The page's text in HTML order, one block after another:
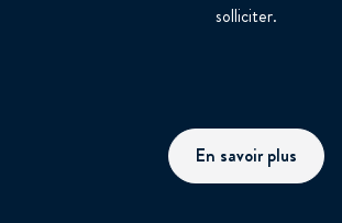
solliciter.
En savoir plus